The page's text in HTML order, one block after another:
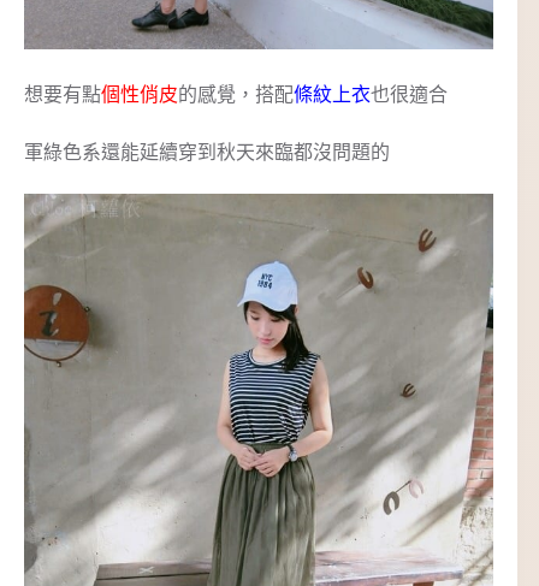
想要有點個性俏皮的感覺，搭配條紋上衣也很適合
軍綠色系還能延續穿到秋天來臨都沒問題的